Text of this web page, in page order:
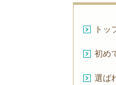
トッ
初め
選ば